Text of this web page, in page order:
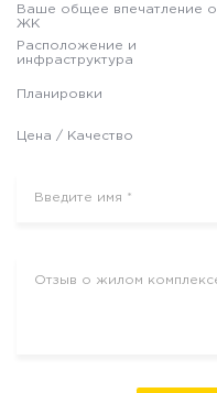
Ваше общее впечатление о
ЖК
Расположение и
инфраструктура
Планировки
Цена / Качество